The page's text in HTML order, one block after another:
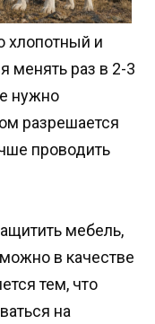
хлопотный и
менять раз в 2-3
нужно
разрешается
проводить
мебель,
в качестве
тем, что
на